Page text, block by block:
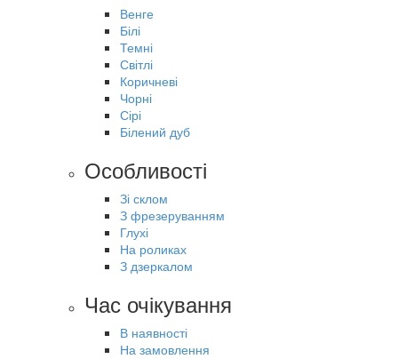
Венге
Білі
Темні
Світлі
Коричневі
Чорні
Сірі
Білений дуб
Особливості
Зі склом
З фрезеруванням
Глухі
На роликах
З дзеркалом
Час очікування
В наявності
На замовлення